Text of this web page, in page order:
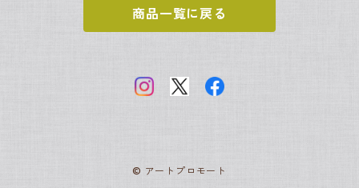
ジョン・エヴァレット・ミレー
ジャック＝ルイ・ダヴィッド
アールヌーヴォー
ジャン・オノレ・フラゴナール
ジョン・エヴァレット・ミレー
商品一覧に戻る
© アートプロモート